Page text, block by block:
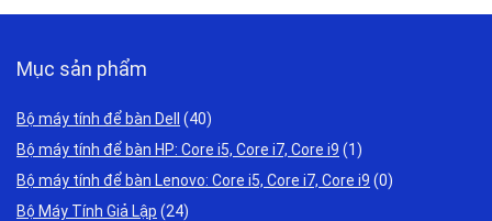
Mục sản phẩm
Bộ máy tính để bàn Dell (40)
Bộ máy tính để bàn HP: Core i5, Core i7, Core i9 (1)
Bộ máy tính để bàn Lenovo: Core i5, Core i7, Core i9 (0)
Bộ Máy Tính Giả Lập (24)